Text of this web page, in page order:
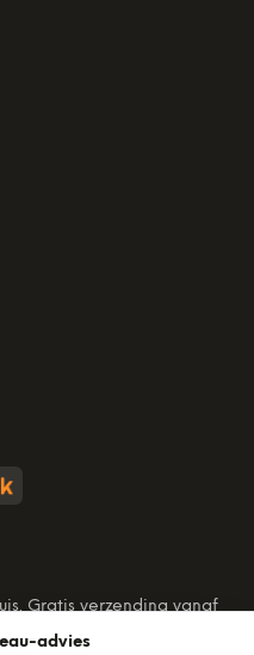
Gratis verzending vanaf
advies